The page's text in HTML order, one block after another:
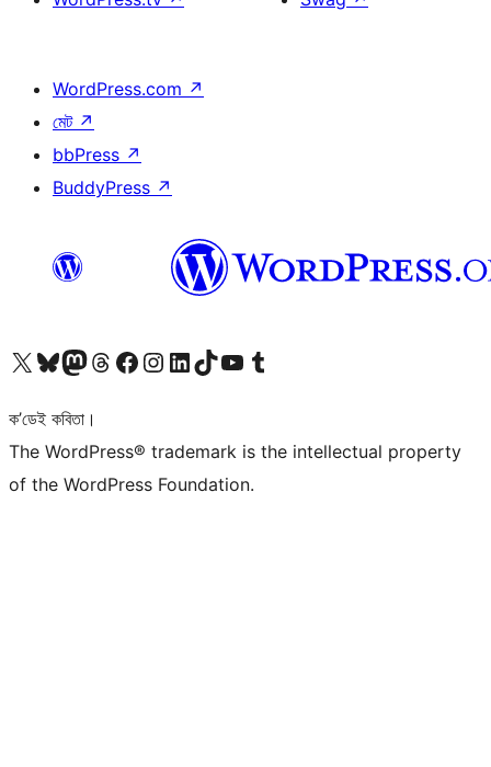
WordPress.com ↗
মেট ↗
bbPress ↗
BuddyPress ↗
আমাৰ X (আগৰ Twitter) একাউণ্টলৈ যাওকআমাৰ Bluesky একাউণ্টলৈ যাওকআমাৰ Mastodon একাউণ্টলৈ যাওকআমাৰ Threads একাউণ্টলৈ যাওকআমাৰ Facebook পৃষ্ঠালৈ যাওকআমাৰ Instagram একাউণ্টলৈ যাওকআমাৰ LinkedIn একাউণ্টলৈ যাওকআমাৰ TikTok একাউণ্টলৈ যাওকআমাৰ YouTube চেনেললৈ যাওকআমাৰ Tumblr একাউণ্টলৈ যাওক
ক’ডেই কবিতা।
The WordPress® trademark is the intellectual property
of the WordPress Foundation.